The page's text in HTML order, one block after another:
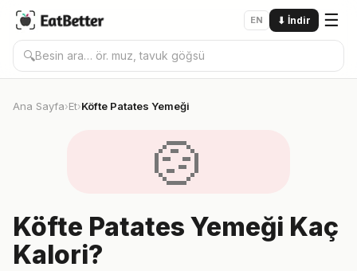
EN ⬇ İndir ☰
🔍
Ana Sayfa›Et›Köfte Patates Yemeği
🍲
Köfte Patates Yemeği Kaç
Kalori?